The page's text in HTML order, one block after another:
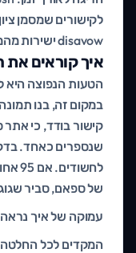
לקישורים שמסמן
disavow ישירות מהממשק.
איך קוראים את
הטעות הנפוצה היא
במקום זה, בנו
קישור בודד, כי אתר
שנספרים כאחד.
של ספאם, סביר
עמוקה של איך נראה
המקדים לכל החלטה